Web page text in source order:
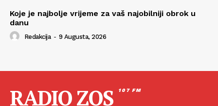
Koje je najbolje vrijeme za vaš najobilniji obrok u
danu
Redakcija - 9 Augusta, 2026
RADIO ZOS 107 FM